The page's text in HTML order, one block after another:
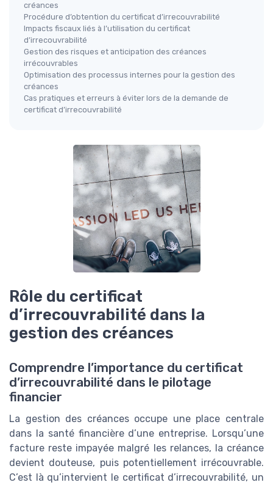
créances
Procédure d’obtention du certificat d’irrecouvrabilité
Impacts fiscaux liés à l’utilisation du certificat
d’irrecouvrabilité
Gestion des risques et anticipation des créances
irrécouvrables
Optimisation des processus internes pour la gestion des
créances
Cas pratiques et erreurs à éviter lors de la demande de
certificat d’irrecouvrabilité
Rôle du certificat
d’irrecouvrabilité dans la
gestion des créances
Comprendre l’importance du certificat
d’irrecouvrabilité dans le pilotage
financier
La gestion des créances occupe une place centrale
dans la santé financière d’une entreprise. Lorsqu’une
facture reste impayée malgré les relances, la créance
devient douteuse, puis potentiellement irrécouvrable.
C’est là qu’intervient le certificat d’irrecouvrabilité, un